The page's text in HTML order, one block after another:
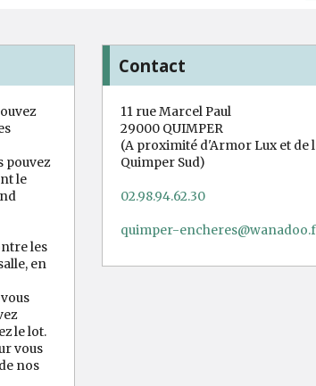
pouvez
le
les
en
le lot.
vous
nos
Contact
11 rue Marcel Paul
29000 QUIMPER
(A proximité d'Armor Lux et de
Quimper Sud)
02.98.94.62.30
quimper-